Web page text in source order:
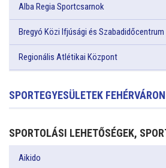
Alba Regia Sportcsarnok
Bregyó Közi Ifjúsági és Szabadidőcentrum
Regionális Atlétikai Központ
SPORTEGYESÜLETEK FEHÉRVÁRON
SPORTOLÁSI LEHETŐSÉGEK,
Aikido